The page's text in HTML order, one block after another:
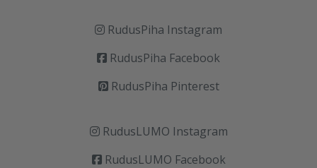
RudusPiha Instagram
RudusPiha Facebook
RudusPiha Pinterest
RudusLUMO Instagram
RudusLUMO Facebook